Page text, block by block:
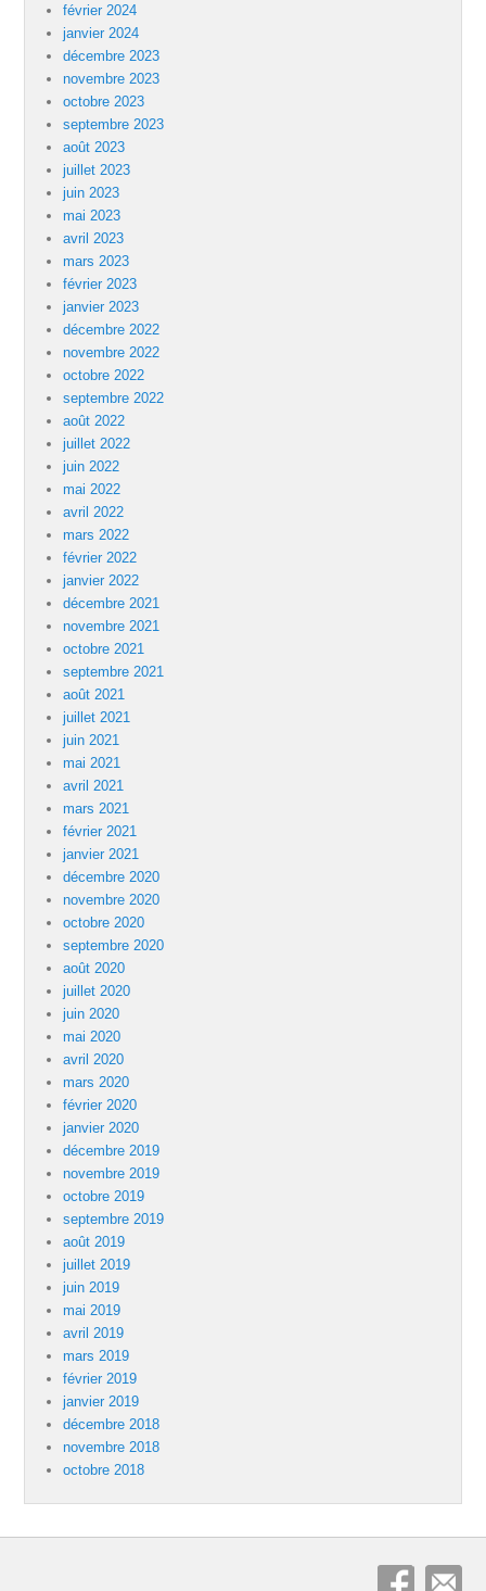
février 2024
janvier 2024
décembre 2023
novembre 2023
octobre 2023
septembre 2023
août 2023
juillet 2023
juin 2023
mai 2023
avril 2023
mars 2023
février 2023
janvier 2023
décembre 2022
novembre 2022
octobre 2022
septembre 2022
août 2022
juillet 2022
juin 2022
mai 2022
avril 2022
mars 2022
février 2022
janvier 2022
décembre 2021
novembre 2021
octobre 2021
septembre 2021
août 2021
juillet 2021
juin 2021
mai 2021
avril 2021
mars 2021
février 2021
janvier 2021
décembre 2020
novembre 2020
octobre 2020
septembre 2020
août 2020
juillet 2020
juin 2020
mai 2020
avril 2020
mars 2020
février 2020
janvier 2020
décembre 2019
novembre 2019
octobre 2019
septembre 2019
août 2019
juillet 2019
juin 2019
mai 2019
avril 2019
mars 2019
février 2019
janvier 2019
décembre 2018
novembre 2018
octobre 2018